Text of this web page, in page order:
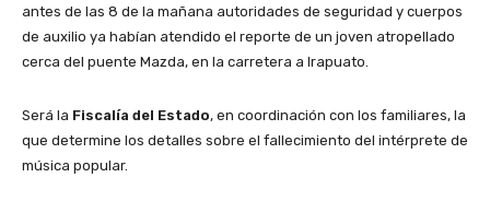
antes de las 8 de la mañana autoridades de seguridad y cuerpos
de auxilio ya habían atendido el reporte de un joven atropellado
cerca del puente Mazda, en la carretera a Irapuato.
Será la Fiscalía del Estado, en coordinación con los familiares, la
que determine los detalles sobre el fallecimiento del intérprete de
música popular.